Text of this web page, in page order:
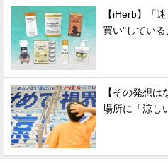
【iHerb】「
買い"してい
【その発想
場所に「涼し